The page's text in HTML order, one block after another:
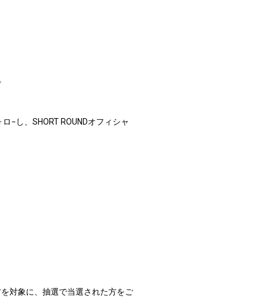
−し、SHORT ROUNDオフィシャ
を対象に、抽選で当選された方をご